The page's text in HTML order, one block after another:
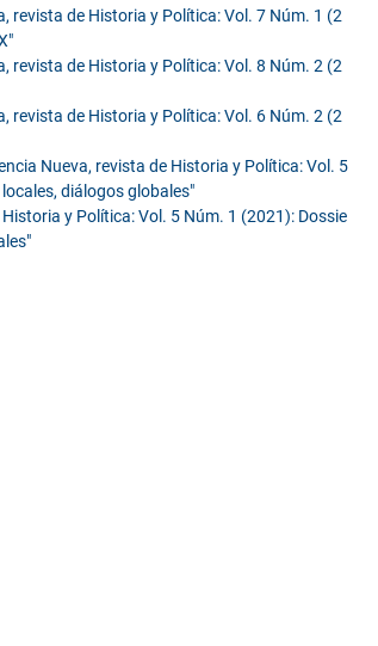
revista de Historia y Política: Vol. 7 Núm. 1 (2
revista de Historia y Política: Vol. 8 Núm. 2 (2
revista de Historia y Política: Vol. 6 Núm. 2 (2
Nueva, revista de Historia y Política: Vol. 5
diálogos globales"
y Política: Vol. 5 Núm. 1 (2021): Dossie